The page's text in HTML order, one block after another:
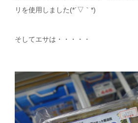
リを使用しました(*´▽｀*)
そしてエサは・・・・・